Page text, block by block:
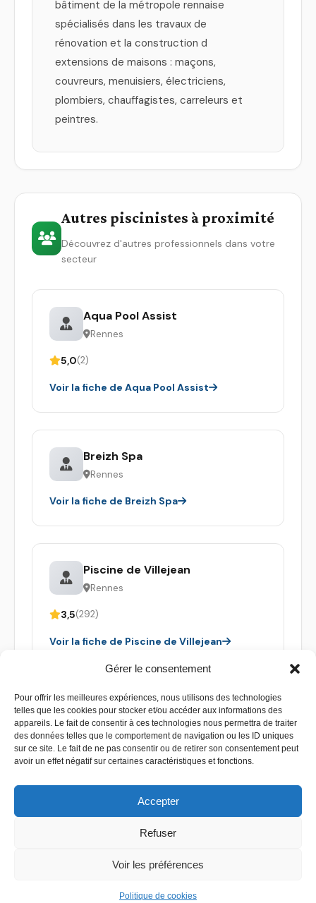
Gérer le consentement
Pour offrir les meilleures expériences, nous utilisons des technologies
telles que les cookies pour stocker et/ou accéder aux informations des
appareils. Le fait de consentir à ces technologies nous permettra de traiter
des données telles que le comportement de navigation ou les ID uniques
sur ce site. Le fait de ne pas consentir ou de retirer son consentement peut
avoir un effet négatif sur certaines caractéristiques et fonctions.
Accepter
Refuser
Voir les préférences
Politique de cookies
bâtiment de la métropole rennaise
spécialisés dans les travaux de
rénovation et la construction d
extensions de maisons : maçons,
couvreurs, menuisiers, électriciens,
plombiers, chauffagistes, carreleurs et
peintres.
Autres piscinistes à proximité
Découvrez d'autres professionnels dans votre
secteur
Aqua Pool Assist
Rennes
5,0(2)
Voir la fiche de Aqua Pool Assist
Breizh Spa
Rennes
Voir la fiche de Breizh Spa
Piscine de Villejean
Rennes
3,5(292)
Voir la fiche de Piscine de Villejean
Copyright 2026 - Devis piscine - Tous droit réservés